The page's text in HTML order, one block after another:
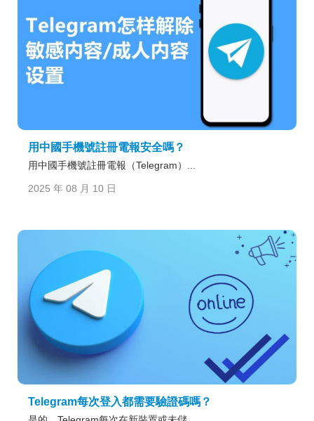
用中國手機號註冊電報安全嗎？
用中國手機號註冊電報（Telegram）...
2025 年 08 月 10 日
Telegram每次登入都需要驗證碼嗎？